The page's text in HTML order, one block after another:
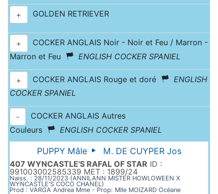
+ GOLDEN RETRIEVER
+
COCKER ANGLAIS Noir - Noir et Feu / Marron -
Marron et Feu
ENGLISH COCKER SPANIEL
+ COCKER ANGLAIS Rouge et doré
ENGLISH
COCKER SPANIEL
-
COCKER ANGLAIS Autres
Couleurs
ENGLISH COCKER SPANIEL
PUPPY Mâle M. DE CUYPER Jos
407 WYNCASTLE'S RAFAL OF STAR ID :
991003002585339 MET : 1899/24
Naiss. : 28/11/2023 (ANNILANN MISTER HOWLOWEEN X
WYNCASTLE'S COCO CHANEL)
Prod : VARGA Andrea Mme - Prop: Mlle MOIZARD Océane